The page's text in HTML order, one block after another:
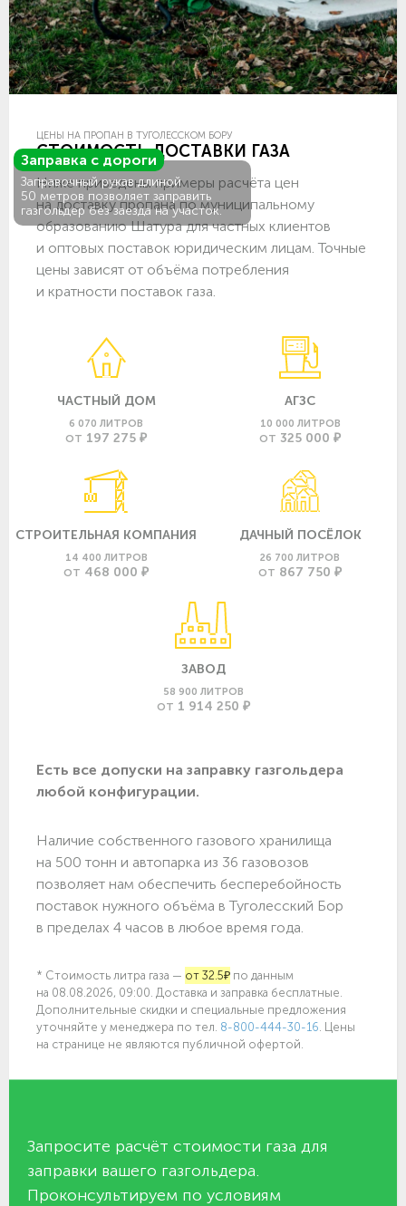
Заправка с дороги
Заправочный рукав длиной
50 метров позволяет заправить
газгольдер без заезда на участок.
ЦЕНЫ НА ПРОПАН В ТУГОЛЕССКОМ БОРУ
СТОИМОСТЬ ДОСТАВКИ ГАЗА
Ниже приведены примеры расчёта цен
на доставку пропана по муниципальному
образованию Шатура для частных клиентов
и оптовых поставок юридическим лицам. Точные
цены зависят от объёма потребления
и кратности поставок газа.
ЧАСТНЫЙ ДОМ
6 070 ЛИТРОВ
ОТ 197 275 ₽
АГЗС
10 000 ЛИТРОВ
ОТ 325 000 ₽
СТРОИТЕЛЬНАЯ КОМПАНИЯ
14 400 ЛИТРОВ
ОТ 468 000 ₽
ДАЧНЫЙ ПОСЁЛОК
26 700 ЛИТРОВ
ОТ 867 750 ₽
ЗАВОД
58 900 ЛИТРОВ
ОТ 1 914 250 ₽
Есть все допуски нa заправку газгольдера
любой конфигурации.
Наличие собственного газового хранилища
на 500 тонн и автопарка из 36 газовозов
позволяет нам обеспечить бесперебойность
поставок нужного объёма в Туголесский Бор
в пределах 4 часов в любое время года.
* Стоимость литра газа — от 32.5₽ по данным
на 08.08.2026, 09:00. Доставка и заправка бесплатные.
Дополнительные скидки и специальные предложения
уточняйте у менеджера по тел. 8-800-444-30-16 . Цены
на странице не являются публичной офертой.
Запросите расчёт стоимости газа для
заправки вашего газгольдера.
Проконсультируем по условиям